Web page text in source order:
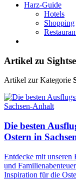
Harz-Guide
Hotels
Shopping
Artikel zu
Artikel zur Kategorie
Die besten
Ostern in
Entdecke mit unseren
und
Inspiration für die